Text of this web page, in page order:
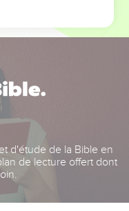
d'étude de la Bible en
de lecture offert dont